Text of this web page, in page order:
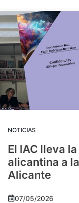
NOTICIAS
El IAC lleva
alicantina a
Alicante
07/05/2026